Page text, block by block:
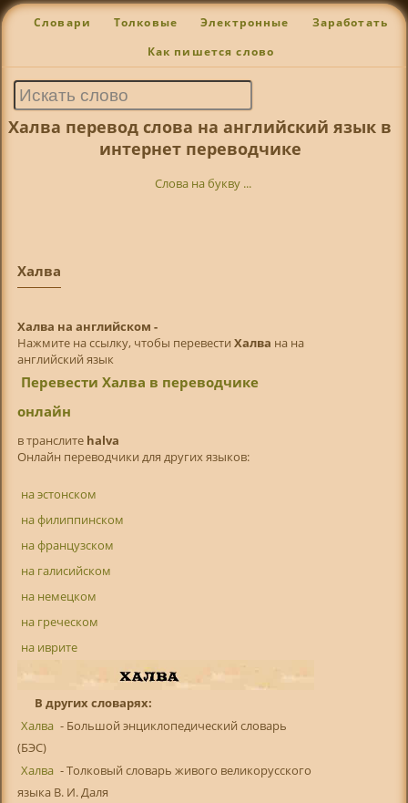
Словари Толковые Электронные Заработать
Как пишется слово
Халва перевод слова на английский язык в
интернет переводчике
Слова на букву ...
Халва
Халва на английском -
Нажмите на ссылку, чтобы перевести Халва на на
английский язык
Перевести Халва в переводчике
онлайн
в транслитe halva
Онлайн переводчики для других языков:
на эстонском
на филиппинском
на французском
на галисийском
на немецком
на греческом
на иврите
В других словарях:
Халва - Большой энциклопедический словарь
(БЭС)
Халва - Толковый словарь живого великорусского
языка В. И. Даля